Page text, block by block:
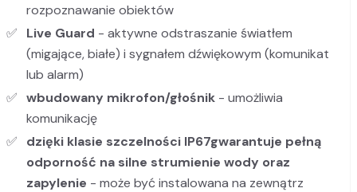
rozpoznawanie obiektów
Live Guard - aktywne odstraszanie światłem
(migające, białe) i sygnałem dźwiękowym (komunikat
lub alarm)
wbudowany mikrofon/głośnik - umożliwia
komunikację
dzięki klasie szczelności IP67gwarantuje pełną
odporność na silne strumienie wody oraz
zapylenie - może być instalowana na zewnątrz